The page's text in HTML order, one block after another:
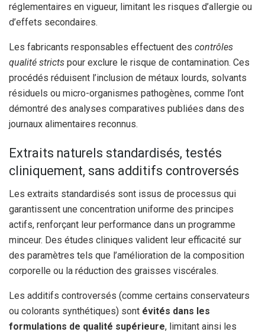
réglementaires en vigueur, limitant les risques d’allergie ou
d’effets secondaires.
Les fabricants responsables effectuent des contrôles
qualité stricts pour exclure le risque de contamination. Ces
procédés réduisent l’inclusion de métaux lourds, solvants
résiduels ou micro-organismes pathogènes, comme l’ont
démontré des analyses comparatives publiées dans des
journaux alimentaires reconnus.
Extraits naturels standardisés, testés
cliniquement, sans additifs controversés
Les extraits standardisés sont issus de processus qui
garantissent une concentration uniforme des principes
actifs, renforçant leur performance dans un programme
minceur. Des études cliniques valident leur efficacité sur
des paramètres tels que l’amélioration de la composition
corporelle ou la réduction des graisses viscérales.
Les additifs controversés (comme certains conservateurs
ou colorants synthétiques) sont évités dans les
formulations de qualité supérieure, limitant ainsi les